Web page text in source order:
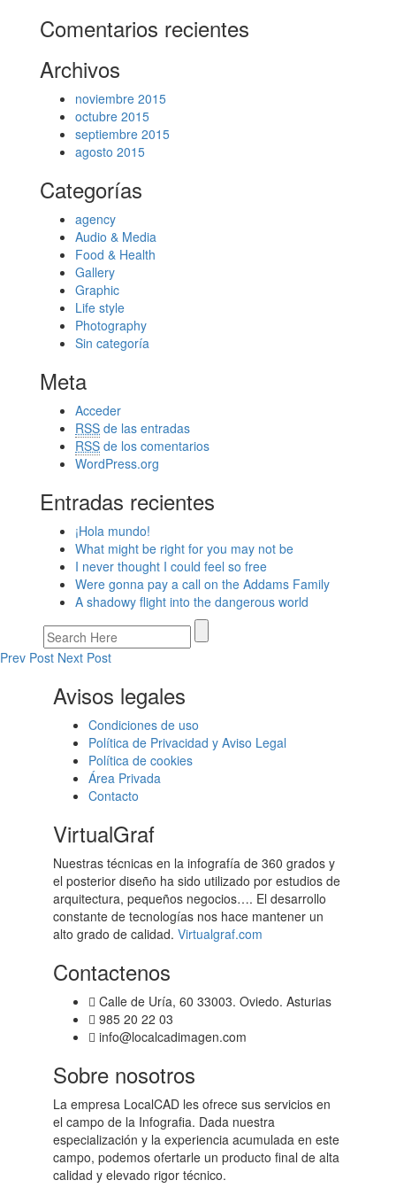
Comentarios recientes
Archivos
noviembre 2015
octubre 2015
septiembre 2015
agosto 2015
Categorías
agency
Audio & Media
Food & Health
Gallery
Graphic
Life style
Photography
Sin categoría
Meta
Acceder
RSS de las entradas
RSS de los comentarios
WordPress.org
Entradas recientes
¡Hola mundo!
What might be right for you may not be
I never thought I could feel so free
Were gonna pay a call on the Addams Family
A shadowy flight into the dangerous world
Prev Post Next Post
Avisos legales
Condiciones de uso
Política de Privacidad y Aviso Legal
Política de cookies
Área Privada
Contacto
VirtualGraf
Nuestras técnicas en la infografía de 360 grados y
el posterior diseño ha sido utilizado por estudios de
arquitectura, pequeños negocios…. El desarrollo
constante de tecnologías nos hace mantener un
alto grado de calidad. Virtualgraf.com
Contactenos
Calle de Uría, 60 33003. Oviedo. Asturias
985 20 22 03
info@localcadimagen.com
Sobre nosotros
La empresa LocalCAD les ofrece sus servicios en
el campo de la Infografia. Dada nuestra
especialización y la experiencia acumulada en este
campo, podemos ofertarle un producto final de alta
calidad y elevado rigor técnico.